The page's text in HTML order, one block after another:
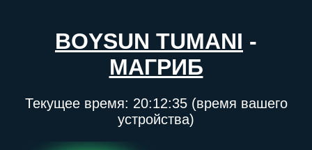
BOYSUN TUMANI -
МАГРИБ
Текущее время: 20:12:35(время вашего
устройства)